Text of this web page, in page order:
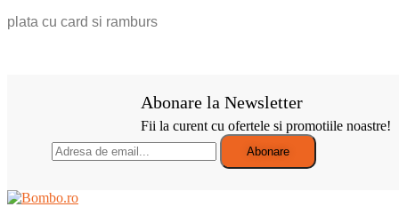
plata cu card si ramburs
Abonare la Newsletter
Fii la curent cu ofertele si promotiile noastre!